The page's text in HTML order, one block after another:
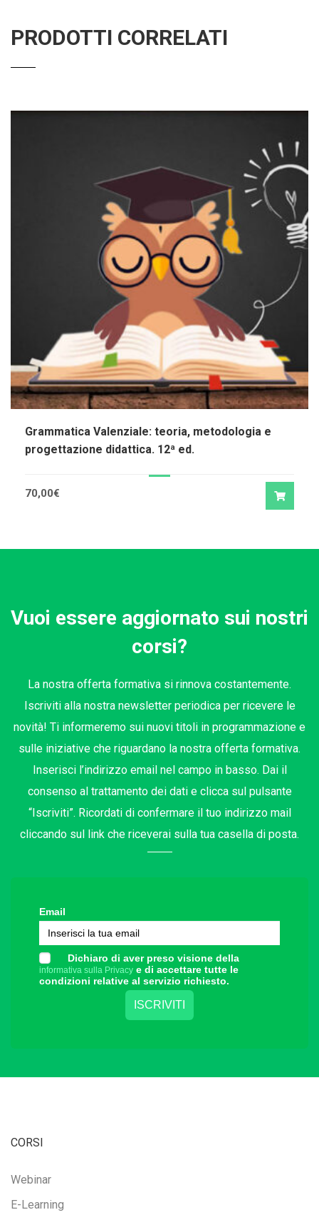
PRODOTTI CORRELATI
Grammatica Valenziale: teoria, metodologia e
progettazione didattica. 12ª ed.
70,00€
Vuoi essere aggiornato sui nostri
corsi?
La nostra offerta formativa si rinnova costantemente.
Iscriviti alla nostra newsletter periodica per ricevere le
novità! Ti informeremo sui nuovi titoli in programmazione e
sulle iniziative che riguardano la nostra offerta formativa.
Inserisci l’indirizzo email nel campo in basso. Dai il
consenso al trattamento dei dati e clicca sul pulsante
“Iscriviti”. Ricordati di confermare il tuo indirizzo mail
cliccando sul link che riceverai sulla tua casella di posta.
Email
Dichiaro di aver preso visione della
informativa sulla Privacy e di accettare tutte le
condizioni relative al servizio richiesto.
CORSI
Webinar
E-Learning